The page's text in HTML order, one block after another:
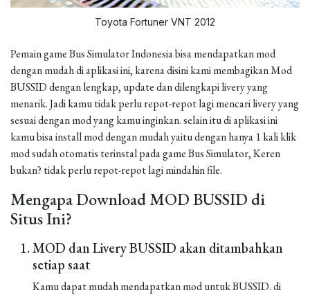
Toyota Fortuner VNT 2012
Pemain game Bus Simulator Indonesia bisa mendapatkan mod
dengan mudah di aplikasi ini, karena disini kami membagikan Mod
BUSSID dengan lengkap, update dan dilengkapi livery yang
menarik. Jadi kamu tidak perlu repot-repot lagi mencari livery yang
sesuai dengan mod yang kamu inginkan. selain itu di aplikasi ini
kamu bisa install mod dengan mudah yaitu dengan hanya 1 kali klik
mod sudah otomatis terinstal pada game Bus Simulator, Keren
bukan? tidak perlu repot-repot lagi mindahin file.
Mengapa Download MOD BUSSID di
Situs Ini?
MOD dan Livery BUSSID akan ditambahkan
setiap saat
Kamu dapat mudah mendapatkan mod untuk BUSSID. di